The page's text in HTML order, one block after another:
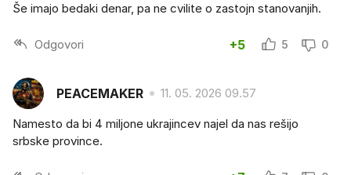
Še imajo bedaki denar, pa ne cvilite o zastojn stanovanjih.
Odgovori +5 5 0
PEACEMAKER 11. 05. 2026 09.57
Namesto da bi 4 miljone ukrajincev najel da nas rešijo
srbske province.